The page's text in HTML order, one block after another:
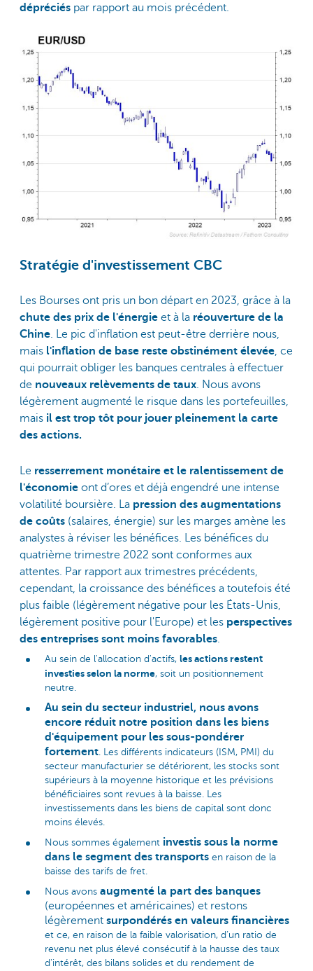
dépréciés par rapport au mois précédent.
Stratégie d'investissement CBC
Les Bourses ont pris un bon départ en 2023, grâce à la
chute des prix de l'énergie et à la réouverture de la
Chine. Le pic d'inflation est peut-être derrière nous,
mais l'inflation de base reste obstinément élevée, ce
qui pourrait obliger les banques centrales à effectuer
de nouveaux relèvements de taux. Nous avons
légèrement augmenté le risque dans les portefeuilles,
mais il est trop tôt pour jouer pleinement la carte
des actions.
Le resserrement monétaire et le ralentissement de
l'économie ont d’ores et déjà engendré une intense
volatilité boursière. La pression des augmentations
de coûts (salaires, énergie) sur les marges amène les
analystes à réviser les bénéfices. Les bénéfices du
quatrième trimestre 2022 sont conformes aux
attentes. Par rapport aux trimestres précédents,
cependant, la croissance des bénéfices a toutefois été
plus faible (légèrement négative pour les États-Unis,
légèrement positive pour l'Europe) et les perspectives
des entreprises sont moins favorables
Au sein de l'allocation d'actifs, les actions restent
investies selon la norme, soit un positionnement
neutre.
Au sein du secteur industriel, nous avons
encore réduit notre position dans les biens
d'équipement pour les sous-pondérer
fortement . Les différents indicateurs (ISM, PMI) du
secteur manufacturier se détériorent, les stocks sont
supérieurs à la moyenne historique et les prévisions
bénéficiaires sont revues à la baisse. Les
investissements dans les biens de capital sont donc
moins élevés.
Nous sommes également investis sous la norme
dans le segment des transports en raison de la
baisse des tarifs de fret.
Nous avons augmenté la part des banques
(européennes et américaines) et restons
légèrement surpondérés en valeurs financières
et ce, en raison de la faible valorisation, d’un ratio de
revenu net plus élevé consécutif à la hausse des taux
d'intérêt, des bilans solides et du rendement de